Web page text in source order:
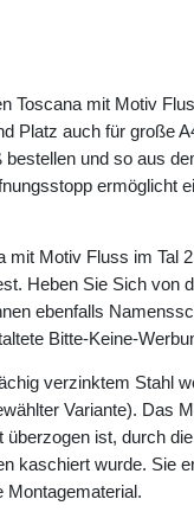
Toscana mit Motiv
Platz auch für große
und so aus
ermöglicht
mit Motiv Fluss im Tal
Heben Sie Sich von
ebenfalls
Bitte-Keine-
verzinktem Stahl
Variante). Das
ist, durch
kaschiert wurde. Sie
Montagematerial.